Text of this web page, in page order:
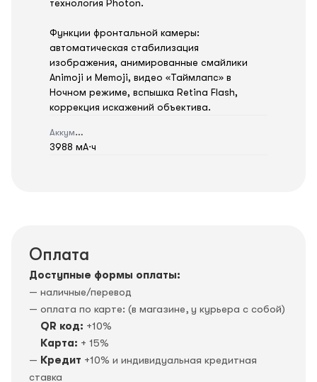
технология Photon.
Функции фронтальной камеры:
автоматическая стабилизация
изображения, анимированные смайлики
Animoji и Memoji, видео «Таймлапс» в
Ночном режиме, вспышка Retina Flash,
коррекция искажений объектива.
Аккумулятор
3988 мА⋅ч
Оплата
Доступные формы оплаты:
— наличные/перевод
— оплата по карте: (в магазине, у курьера с собой)
QR код: +10%
Карта: + 15%
— Кредит +10% и индивидуальная кредитная
ставка